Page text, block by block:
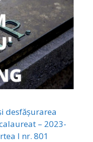
desfășurarea
– 2023-
I nr. 801